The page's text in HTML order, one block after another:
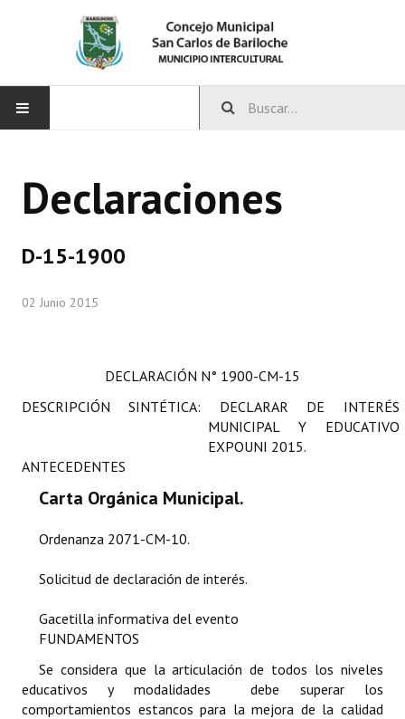
CONCEJO
LEGISLACIÓN
Constitución Nacional
Constitución Provincial
Carta Orgánica 2007
Reglamento Interno
Organigrama
Declaraciones
D-15-1900
02 Junio 2015
DECLARACIÓN N° 1900-CM-15
DESCRIPCIÓN SINTÉTICA: DECLARAR DE INTERÉS
MUNICIPAL Y EDUCATIVO
EXPOUNI 2015.
ANTECEDENTES
Carta Orgánica Municipal.
Ordenanza 2071-CM-10.
Solicitud de declaración de interés.
Gacetilla informativa del evento
FUNDAMENTOS
Se considera que la articulación de todos los niveles
educativos y modalidades debe superar los
comportamientos estancos para la mejora de la calidad